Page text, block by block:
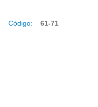
Código: 61-71